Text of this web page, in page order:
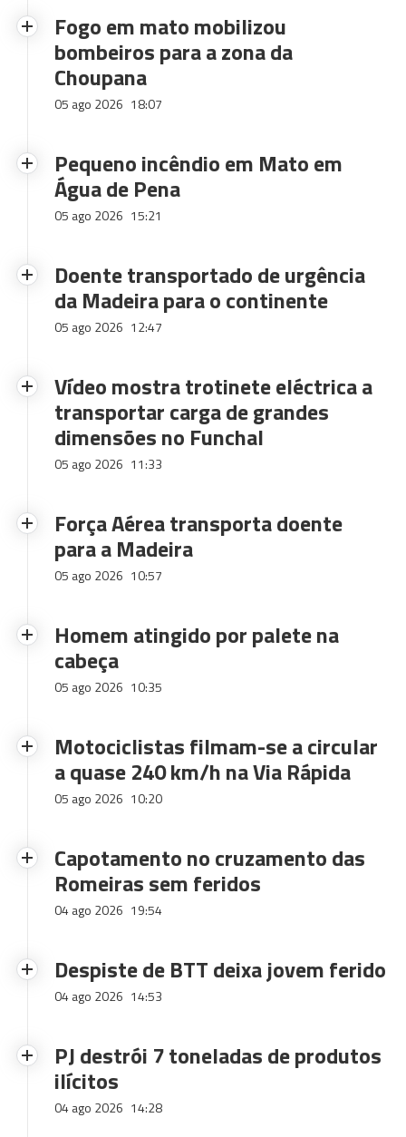
Fogo em mato mobilizou
bombeiros para a zona da
Choupana
05 ago 2026 18:07
Pequeno incêndio em Mato em
Água de Pena
05 ago 2026 15:21
Doente transportado de urgência
da Madeira para o continente
05 ago 2026 12:47
Vídeo mostra trotinete eléctrica a
transportar carga de grandes
dimensões no Funchal
05 ago 2026 11:33
Força Aérea transporta doente
para a Madeira
05 ago 2026 10:57
Homem atingido por palete na
cabeça
05 ago 2026 10:35
Motociclistas filmam-se a circular
a quase 240 km/h na Via Rápida
05 ago 2026 10:20
Capotamento no cruzamento das
Romeiras sem feridos
04 ago 2026 19:54
Despiste de BTT deixa jovem ferido
04 ago 2026 14:53
PJ destrói 7 toneladas de produtos
ilícitos
04 ago 2026 14:28